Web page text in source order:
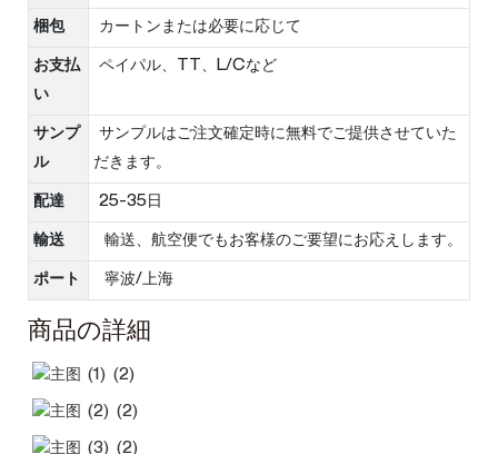
梱包 カートンまたは必要に応じて
お支払
い
ペイパル、TT、L/Cなど
サンプ
ル
サンプルはご注文確定時に無料でご提供させていた
だきます。
配達 25-35日
輸送 輸送、航空便でもお客様のご要望にお応えします。
ポート 寧波/上海
商品の詳細